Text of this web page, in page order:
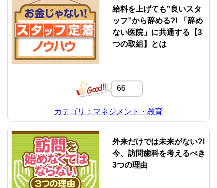
給料を上げても”良いスタ
ッフ”から辞める?! 「辞め
ない医院」に共通する【3
つの取組】とは
66
カテゴリ：マネジメント・教育
外来だけでは未来がない?!
今、訪問歯科を考えるべき
3つの理由